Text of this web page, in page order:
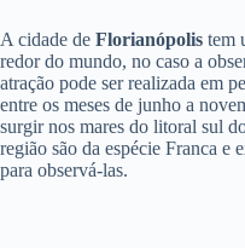
A cidade de Florianópolis tem
redor do mundo, no caso a
atração pode ser realizada em
entre os meses de junho a
surgir nos mares do litoral sul
região são da espécie Franca e
para observá-las.